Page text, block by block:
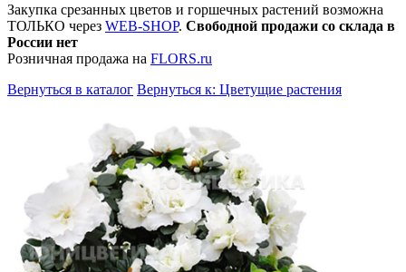
Закупка срезанных цветов и горшечных растений возможна
ТОЛЬКО через WEB-SHOP. Свободной продажи со склада в
России нет
Розничная продажа на FLORS.ru
Вернуться в каталог Вернуться к: Цветущие растения